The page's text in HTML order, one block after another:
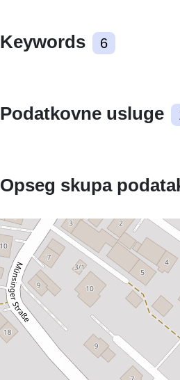
Keywords 6
Podatkovne usluge
Opseg skupa